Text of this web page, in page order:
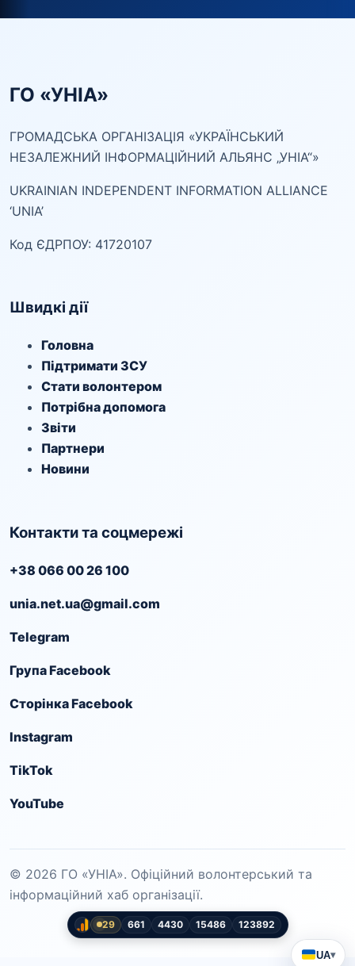
ГО «УНІА»
ГРОМАДСЬКА ОРГАНІЗАЦІЯ «УКРАЇНСЬКИЙ
НЕЗАЛЕЖНИЙ ІНФОРМАЦІЙНИЙ АЛЬЯНС „УНІА“»
UKRAINIAN INDEPENDENT INFORMATION ALLIANCE
‘UNIA’
Код ЄДРПОУ: 41720107
Швидкі дії
Головна
Підтримати ЗСУ
Стати волонтером
Потрібна допомога
Звіти
Партнери
Новини
Контакти та соцмережі
+38 066 00 26 100
unia.net.ua@gmail.com
Telegram
Група Facebook
Сторінка Facebook
Instagram
TikTok
YouTube
© 2026 ГО «УНІА». Офіційний волонтерський та
інформаційний хаб організації.
29 661 4430 15486 123892
UA▾